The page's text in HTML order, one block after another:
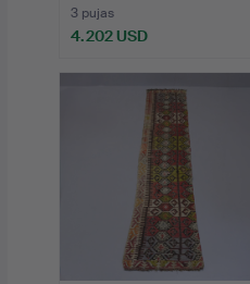
3 pujas
4.202 USD
seleccionado